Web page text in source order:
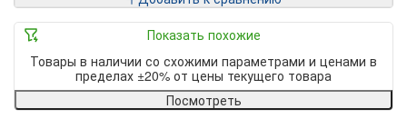
Показать похожие
Товары в наличии со схожими параметрами и ценами в
пределах ±20% от цены текущего товара
Посмотреть